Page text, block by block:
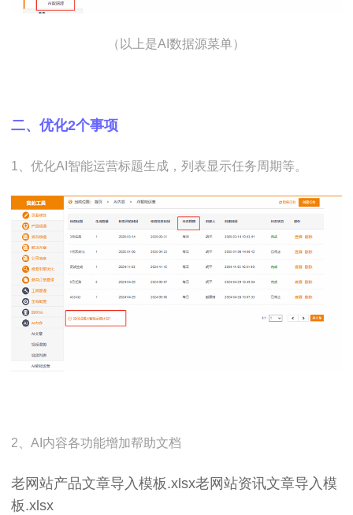
（以上是AI数据源菜单）
二、优化2个事项
1、优化AI智能运营标题生成，列表显示任务周期等。
2、AI内容各功能增加帮助文档
老网站产品文章导入模板.xlsx老网站资讯文章导入模
板.xlsx